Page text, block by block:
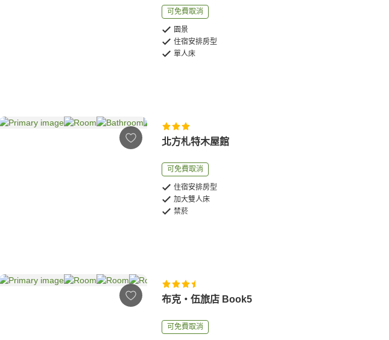
可免費取消
園景
住宿安排房型
單人床
北方札特木屋館
可免費取消
住宿安排房型
加大雙人床
禁菸
布克‧伍旅店 Book5
可免費取消